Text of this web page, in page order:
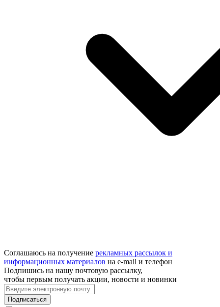
Соглашаюсь на получение рекламных рассылок и
информационных материалов на e‑mail и телефон
Подпишись на нашу почтовую рассылку,
чтобы первым получать акции, новости и новинки
Подписаться